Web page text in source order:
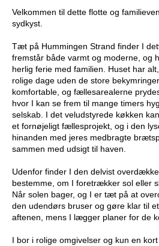
Velkommen til dette flotte og
sydkyst.
Tæt på Hummingen Strand finder I
fremstår både varmt og moderne, og
herlig ferie med familien. Huset har
rolige dage uden de store
komfortable, og fællesarealerne
hvor I kan se frem til mange timers
selskab. I det veludstyrede køkken
et fornøjeligt fællesprojekt, og i den
hinanden med jeres medbragte
sammen med udsigt til haven.
Udenfor finder I den delvist
bestemme, om I foretrækker sol eller
Når solen bager, og I er tæt på at
den udendørs bruser og gøre klar til
aftenen, mens I lægger planer for de
I bor i rolige omgivelser og kun en